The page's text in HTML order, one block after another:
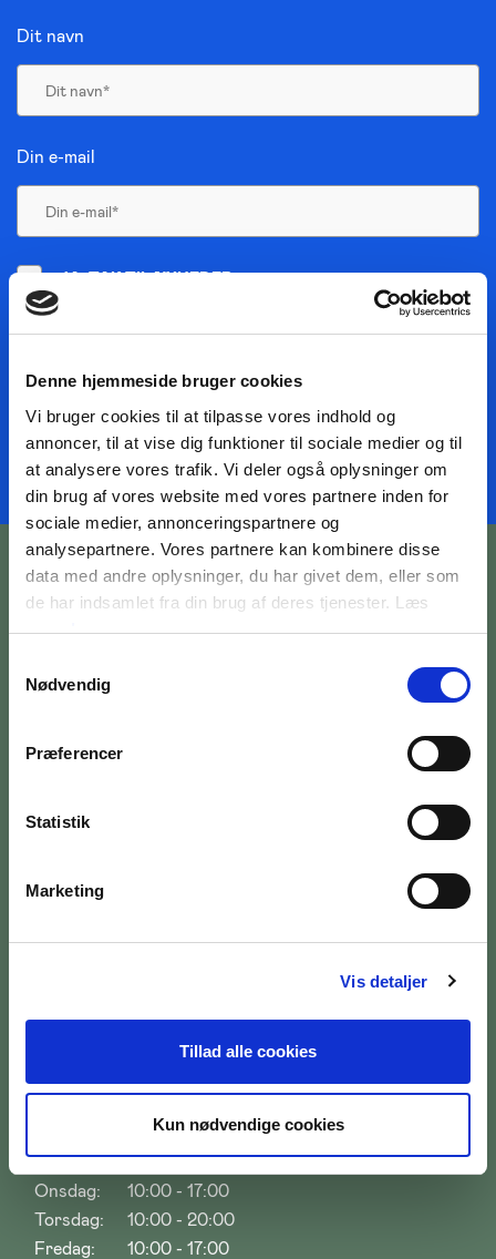
Denne hjemmeside bruger cookies
Vi bruger cookies til at tilpasse vores indhold og
annoncer, til at vise dig funktioner til sociale medier og til
at analysere vores trafik. Vi deler også oplysninger om
din brug af vores website med vores partnere inden for
sociale medier, annonceringspartnere og
analysepartnere. Vores partnere kan kombinere disse
data med andre oplysninger, du har givet dem, eller som
de har indsamlet fra din brug af deres tjenester. Læs
mereher
Nødvendig
Præferencer
Statistik
Marketing
Vis detaljer
Tillad alle cookies
Kun nødvendige cookies
Dit navn
Din e-mail
JA, TAK TIL NYHEDER
Åbningstider
10:00 - 17:00
Tirsdag:
10:00 - 17:00
Onsdag:
10:00 - 17:00
Torsdag:
10:00 - 20:00
Fredag:
10:00 - 17:00
BILETTER OG ÅBNINGSTIDER
PRESSE